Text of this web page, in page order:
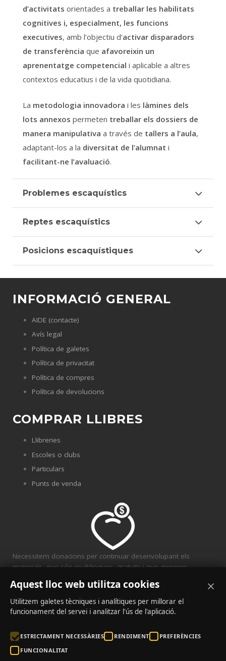
d’activitats orientades a treballar les habilitats
cognitives i, especialment, les funcions
executives, amb l’objectiu d’activar disparadors
de transferència que afavoreixin un
aprenentatge competencial i aplicable a altres
contextos educatius i de la vida quotidiana.
La metodologia innovadora i les làmines dels
lots annexos permeten treballar els dossiers de
manera manipulativa a través de tallers a l’aula,
adaptant-los a la diversitat de l’alumnat i
facilitant-ne l’avaluació.
Problemes escaquístics
Reptes escaquístics
Posicions escaquístiques
INFORMACIÓ GENERAL
AIDE (contacte)
Avís legal
Política de galetes
Política de privacitat
Política de compres
Política de devolucions
COMPRAR LLIBRES
Llibreries
Escoles o clubs
Particulars
Punts de venda
Necessitem donacions per continuar desenvolupant els
materials, que són multilingües, gratuïts i que generen
CONVENIS
Aquest lloc web utilitza cookies
Utilitzem galetes tècniques i analítiques per millorar el
funcionament del servei i analitzar l'ús de l'aplicació.
ESTRICTAMENT NECESSÀRIES RENDIMENT
PREFERÈNCIES
FUNCIONALITAT